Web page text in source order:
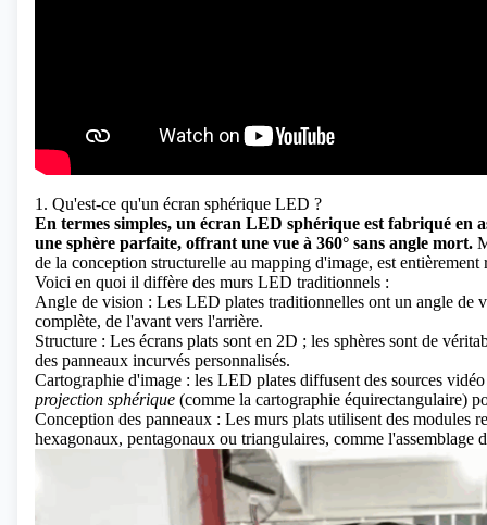
1. Qu'est-ce qu'un écran sphérique LED ?
En termes simples, un écran LED sphérique est fabriqué
une sphère parfaite, offrant une vue à 360° sans angle mort.
de la conception structurelle au mapping d'image, est entièrement
Voici en quoi il diffère des murs LED traditionnels :
Angle de vision : Les LED plates traditionnelles ont un angle de
complète, de l'avant vers l'arrière.
Structure : Les écrans plats sont en 2D ; les sphères sont de
des panneaux incurvés personnalisés.
Cartographie d'image : les LED plates diffusent des sources
projection sphérique (comme la cartographie équirectangulaire)
Conception des panneaux : Les murs plats utilisent des modules
hexagonaux, pentagonaux ou triangulaires, comme l'assemblage